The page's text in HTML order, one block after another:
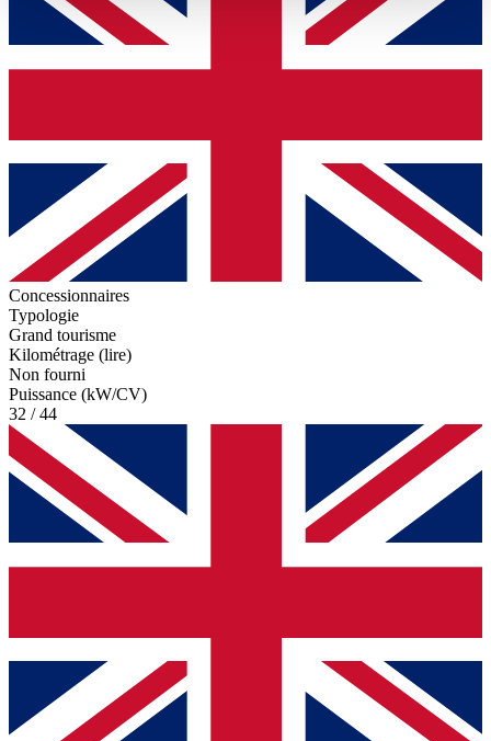
haben oder die sie im Rahmen Ihrer Nutzung der Dienste
gesammelt haben.
Datenschutzerklärung
Concessionnaires
Typologie
Grand tourisme
Kilométrage (lire)
Non fourni
Puissance (kW/CV)
32 / 44